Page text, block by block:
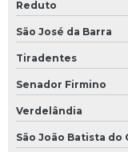
Reduto
São José da Barra
Tiradentes
Senador Firmino
Verdelândia
São João Batista do